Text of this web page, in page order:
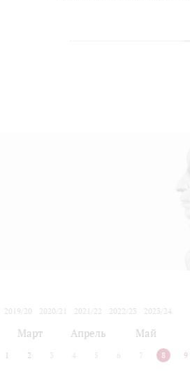
2019/20
2020/21 2021/22 2022/23
2023/24
Март Апрель Май
1 2 3 4 5 6 7 8 9